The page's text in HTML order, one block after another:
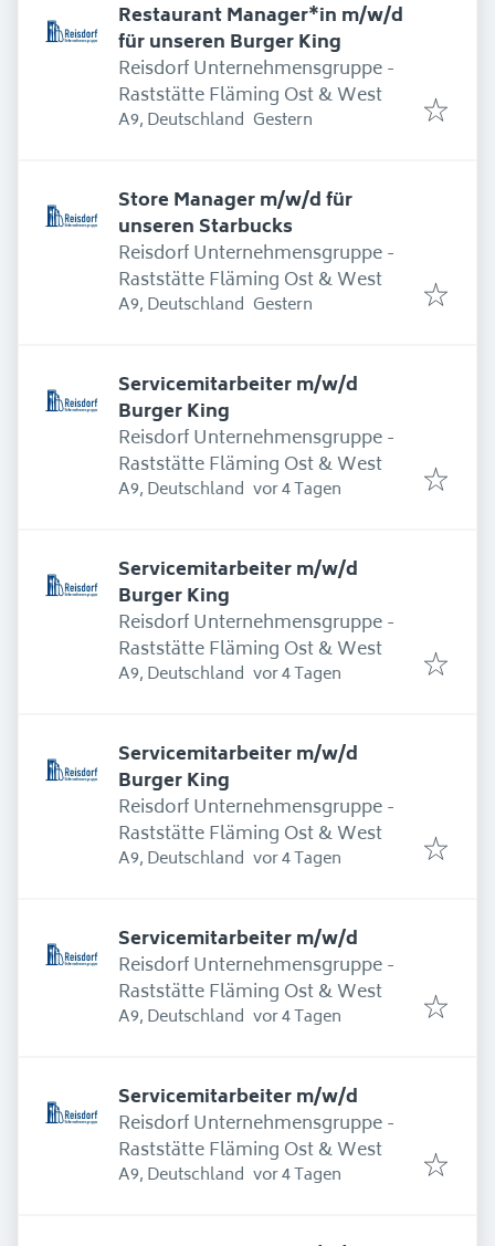
Restaurant Manager*in m/w/d
für unseren Burger King
Reisdorf Unternehmensgruppe -
Raststätte Fläming Ost & West
A9, Deutschland Erschienen
Gestern
Store Manager m/w/d für
unseren Starbucks
Reisdorf Unternehmensgruppe -
Raststätte Fläming Ost & West
A9, Deutschland Erschienen
Gestern
Servicemitarbeiter m/w/d
Burger King
Reisdorf Unternehmensgruppe -
Raststätte Fläming Ost & West
A9, Deutschland Erschienen:
vor 4 Tagen
Servicemitarbeiter m/w/d
Burger King
Reisdorf Unternehmensgruppe -
Raststätte Fläming Ost & West
A9, Deutschland Erschienen:
vor 4 Tagen
Servicemitarbeiter m/w/d
Burger King
Reisdorf Unternehmensgruppe -
Raststätte Fläming Ost & West
A9, Deutschland Erschienen:
vor 4 Tagen
Servicemitarbeiter m/w/d
Reisdorf Unternehmensgruppe -
Raststätte Fläming Ost & West
A9, Deutschland Erschienen:
vor 4 Tagen
Servicemitarbeiter m/w/d
Reisdorf Unternehmensgruppe -
Raststätte Fläming Ost & West
A9, Deutschland Erschienen:
vor 4 Tagen